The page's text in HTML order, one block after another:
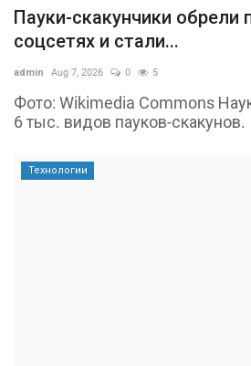
Пауки-скакунчики обрели
соцсетях и стали...
admin Aug 7, 2026 0 5
Фото: Wikimedia Commons
6 тыс. видов пауков-
Технологии